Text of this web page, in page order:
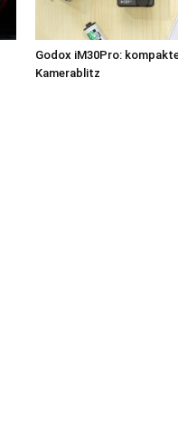
Godox iM30Pro:
Kamerablitz